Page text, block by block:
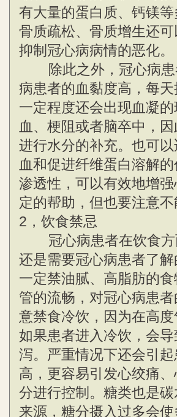
有大量的蛋白质、钙镁
骨质疏松、骨质增生还
抑制冠心病病情的恶化。
除此之外，冠心病患
病患者的血黏度高，每
一定程度还会出现血凝
血、梗阻或者脑卒中，
进行水分的补充。也可
血和促进纤维蛋白溶解
渗透性，可以有效地增
定的帮助，但也要注意不
2，饮食禁忌
冠心病患者在饮食方
还是需要冠心病患者了
一定禁油腻、高脂肪的
管的流畅，对冠心病患
意禁食冷饮，因为在高
如果患者进入冷饮，会
泻。严重情况下还会引
高，更容易引发心绞痛
分进行控制。糖类也是
来源，糖分摄入过多会